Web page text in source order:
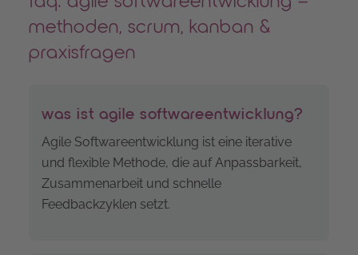
methoden, scrum, kanban &
praxisfragen
was ist agile softwareentwicklung?
Agile Softwareentwicklung ist eine iterative
und flexible Methode, die auf Anpassbarkeit,
Zusammenarbeit und schnelle
Feedbackzyklen setzt.